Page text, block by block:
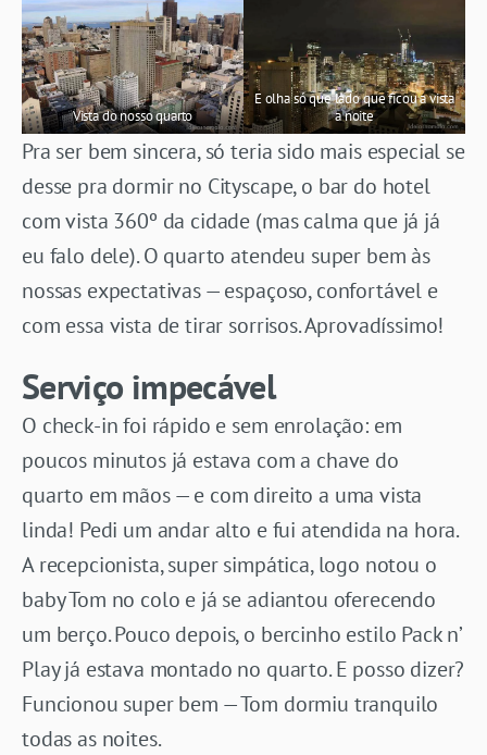
Vista do nosso quarto
E olha só que lado que ficou a vista
a noite
Pra ser bem sincera, só teria sido mais especial se
desse pra dormir no Cityscape, o bar do hotel
com vista 360º da cidade (mas calma que já já
eu falo dele). O quarto atendeu super bem às
nossas expectativas — espaçoso, confortável e
com essa vista de tirar sorrisos. Aprovadíssimo!
Serviço impecável
O check-in foi rápido e sem enrolação: em
poucos minutos já estava com a chave do
quarto em mãos — e com direito a uma vista
linda! Pedi um andar alto e fui atendida na hora.
A recepcionista, super simpática, logo notou o
baby Tom no colo e já se adiantou oferecendo
um berço. Pouco depois, o bercinho estilo Pack n’
Play já estava montado no quarto. E posso dizer?
Funcionou super bem — Tom dormiu tranquilo
todas as noites.